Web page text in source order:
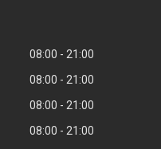
08:00
21:00
08:00
21:00
08:00
21:00
08:00
21:00